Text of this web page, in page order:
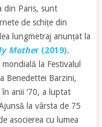
din Paris, sunt
de schițe din
lungmetraj anunțat la
Mother (2019).
la Festivalul
Benedettei Barzini,
anii ‘70, a luptat
la vârsta de 75
asocierea cu lumea